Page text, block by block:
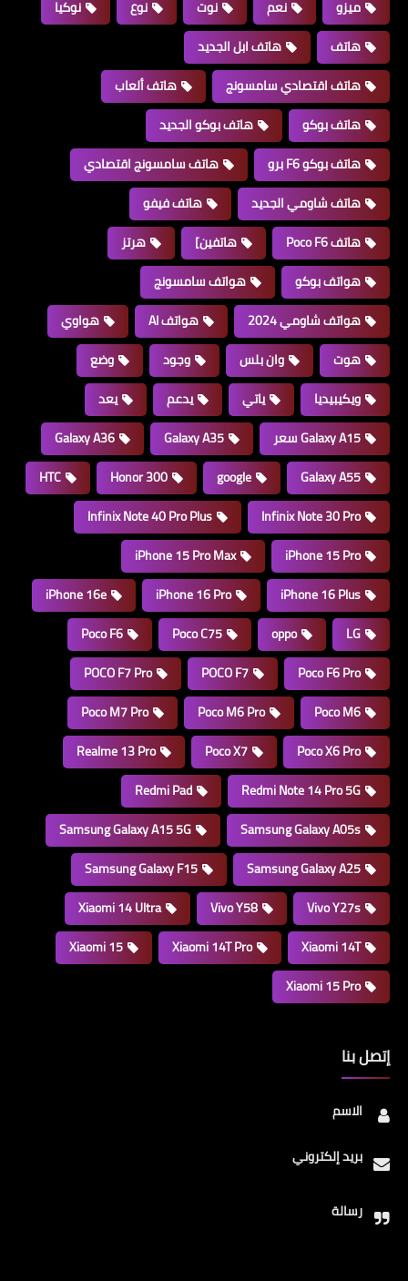
ميزو
نعم نوت نوع
نوكيا
هاتف
هاتف ابل الجديد
هاتف اقتصادي سامسونج
هاتف ألعاب
هاتف بوكو
هاتف بوكو الجديد
هاتف بوكو F6 برو
هاتف سامسونج اقتصادي
هاتف شاومي الجديد
هاتف فيفو
هاتف Poco F6
هاتفين]
هرتز
هواتف بوكو
هواتف سامسونج
هواتف شاومي 2024
هواتف AI
هواوي
هوت
وان بلس وجود
وضع
ويكيبيديا
ياتي يدعم
يعد
Galaxy A15 سعر
Galaxy A35
Galaxy A36
Galaxy A55
google
Honor 300
HTC
Infinix Note 30 Pro
Infinix Note 40 Pro Plus
iPhone 15 Pro
iPhone 15 Pro Max
iPhone 16 Plus
iPhone 16 Pro
iPhone 16e
LG
oppo
Poco C75
Poco F6
Poco F6 Pro
POCO F7
POCO F7 Pro
Poco M6
Poco M6 Pro
Poco M7 Pro
Poco X6 Pro
Poco X7
Realme 13 Pro
Redmi Note 14 Pro 5G
Redmi Pad
Samsung Galaxy A05s
Samsung Galaxy A15 5G
Samsung Galaxy A25
Samsung Galaxy F15
Vivo Y27s
Vivo Y58
Xiaomi 14 Ultra
Xiaomi 14T
Xiaomi 14T Pro
Xiaomi 15
Xiaomi 15 Pro
إتصل بنا
الاسم
بريد إلكتروني
رسالة